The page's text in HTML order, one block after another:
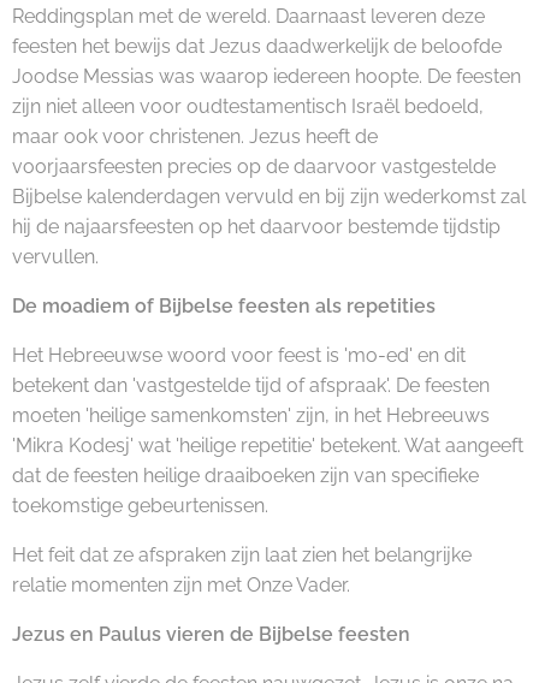
Reddingsplan met de wereld. Daarnaast leveren deze
feesten het bewijs dat Jezus daadwerkelijk de beloofde
Joodse Messias was waarop iedereen hoopte. De feesten
zijn niet alleen voor oudtestamentisch Israël bedoeld,
maar ook voor christenen. Jezus heeft de
voorjaarsfeesten precies op de daarvoor vastgestelde
Bijbelse kalenderdagen vervuld en bij zijn wederkomst zal
hij de najaarsfeesten op het daarvoor bestemde tijdstip
vervullen.
De moadiem of Bijbelse feesten als repetities
Het Hebreeuwse woord voor feest is 'mo-ed' en dit
betekent dan 'vastgestelde tijd of afspraak'. De feesten
moeten 'heilige samenkomsten' zijn, in het Hebreeuws
'Mikra Kodesj' wat 'heilige repetitie' betekent. Wat aangeeft
dat de feesten heilige draaiboeken zijn van specifieke
toekomstige gebeurtenissen.
Het feit dat ze afspraken zijn laat zien het belangrijke
relatie momenten zijn met Onze Vader.
Jezus en Paulus vieren de Bijbelse feesten